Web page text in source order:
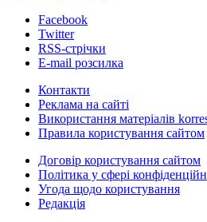
Facebook
Twitter
RSS-стрічки
E-mail розсилка
Контакти
Реклама на сайті
Використання матеріалів
Правила користування сайтом
Договір користування сайтом
Політика у сфері
Угода щодо користування
Редакція